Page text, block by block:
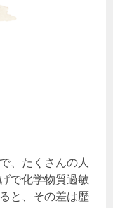
、たくさんの人
で化学物質過敏
と、その差は歴